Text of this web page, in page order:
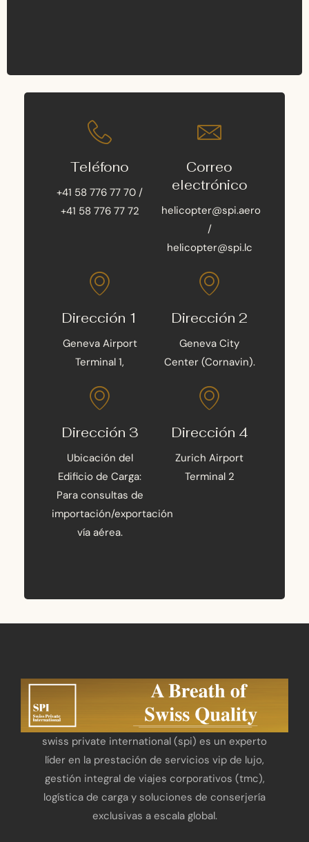
Teléfono
+41 58 776 77 70 /
+41 58 776 77 72
Correo
electrónico
helicopter@spi.aero
/
helicopter@spi.lc
Dirección 1
Geneva Airport
Terminal 1,
Dirección 2
Geneva City
Center (Cornavin).
Dirección 3
Ubicación del
Edificio de Carga:
Para consultas de
importación/exportación
vía aérea.
Dirección 4
Zurich Airport
Terminal 2
swiss private international (spi) es un experto
líder en la prestación de servicios vip de lujo,
gestión integral de viajes corporativos (tmc),
logística de carga y soluciones de conserjería
exclusivas a escala global.